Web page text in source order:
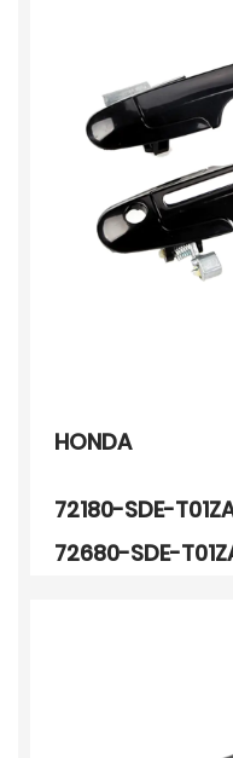
HONDA
72180-SDE-
72680-SDE-